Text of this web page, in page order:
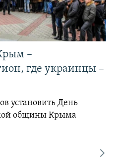
–
где украинцы –
установить День
общины Крыма